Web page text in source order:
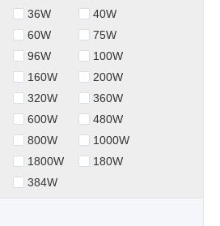
36W
40W
60W
75W
96W
100W
160W
200W
320W
360W
600W
480W
800W
1000W
1800W
180W
384W